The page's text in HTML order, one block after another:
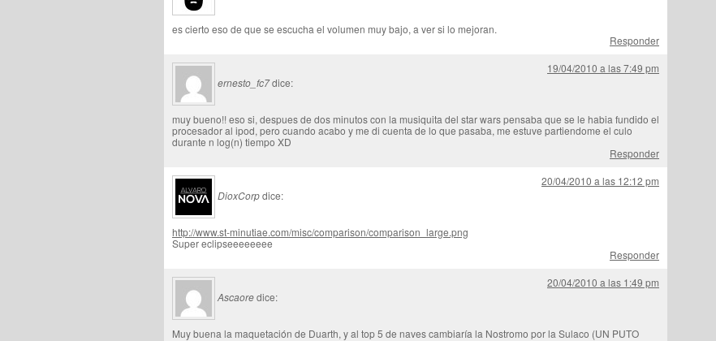
es cierto eso de que se escucha el volumen muy bajo, a ver si lo mejoran.
Responder
ernesto_fc7dice:
19/04/2010 a las 7:49 pm
muy bueno!! eso si, despues de dos minutos con la musiquita del star wars pensaba que se le habia fundido el
procesador al ipod, pero cuando acabo y me di cuenta de lo que pasaba, me estuve partiendome el culo
durante n log(n) tiempo XD
Responder
DioxCorpdice:
20/04/2010 a las 12:12 pm
http://www.st-minutiae.com/misc/comparison/comparison_large.png
Super eclipseeeeeeee
Responder
Ascaoredice:
20/04/2010 a las 1:49 pm
Muy buena la maquetación de Duarth, y al top 5 de naves cambiaría la Nostromo por la Sulaco (UN PUTO